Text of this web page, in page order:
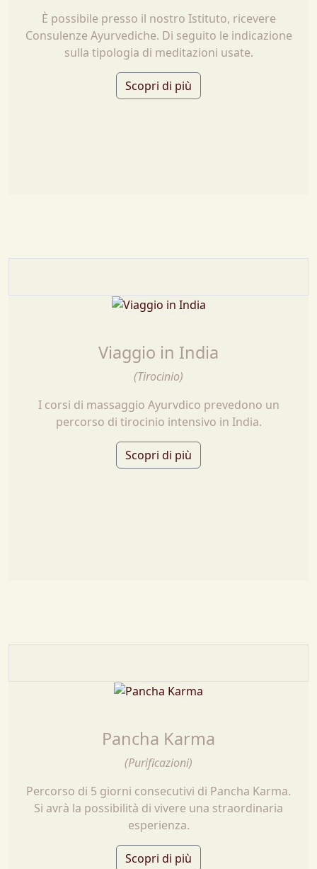
È possibile presso il nostro Istituto, ricevere
Consulenze Ayurvediche. Di seguito le indicazione
sulla tipologia di meditazioni usate.
Scopri di più
Viaggio in India
(Tirocinio)
I corsi di massaggio Ayurvdico prevedono un
percorso di tirocinio intensivo in India.
Scopri di più
Pancha Karma
(Purificazioni)
Percorso di 5 giorni consecutivi di Pancha Karma.
Si avrà la possibilità di vivere una straordinaria
esperienza.
Scopri di più